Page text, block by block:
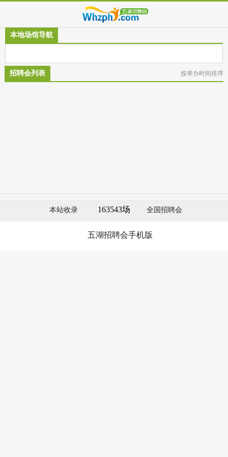
本地场馆导航
招聘会列表 按举办时间排序
本站收录 163543场 全国招聘会
五湖招聘会手机版